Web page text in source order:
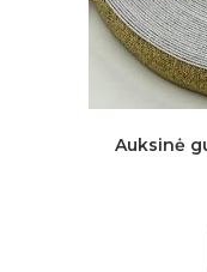
Auksinė